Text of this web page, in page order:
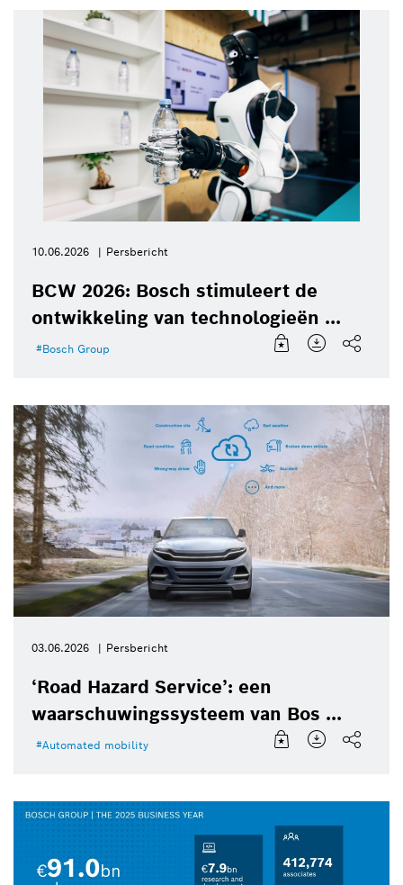
10.06.2026 Persbericht
BCW 2026: Bosch stimuleert de
ontwikkeling van technologieën ...
Bosch Group
03.06.2026 Persbericht
‘Road Hazard Service’: een
waarschuwingssysteem van Bos ...
Automated mobility